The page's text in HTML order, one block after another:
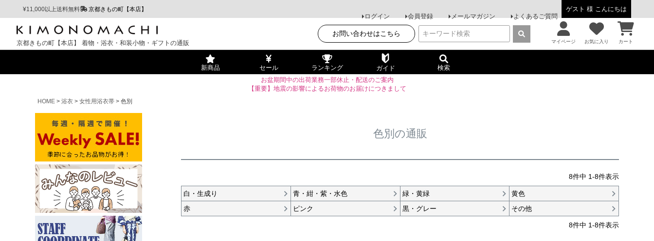
¥11,000以上送料無料 京都きもの町【本店】
ゲスト 様 こんにちは
ログイン
会員登録 メールマガジン よくあるご質問
京都きもの町【本店】 着物・浴衣・和装小物・ギフトの通販
お問い合わせはこちら
マイページ お気に入り カート
新商品 セール ランキング ガイド 検索
お盆期間中の出荷業務一部休止・配送のご案内
【重要】地震の影響によるお荷物のお届けにつきまして
HOME
浴衣 女性用浴衣帯 色別
色別の通販
8件中 1-8件表示
白・生成り 青・紺・紫・水色 緑・黄緑
黄色
赤
ピンク 黒・グレー その他
8件中 1-8件表示